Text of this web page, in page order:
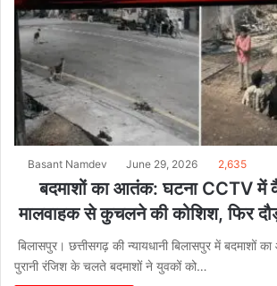
Basant Namdev June 29, 2026 2,635
बदमाशों का आतंक: घटना CCTV में
मालवाहक से कुचलने की कोशिश, फिर
बिलासपुर। छत्तीसगढ़ की न्यायधानी बिलासपुर में बदमाशों
पुरानी रंजिश के चलते बदमाशों ने युवकों को…